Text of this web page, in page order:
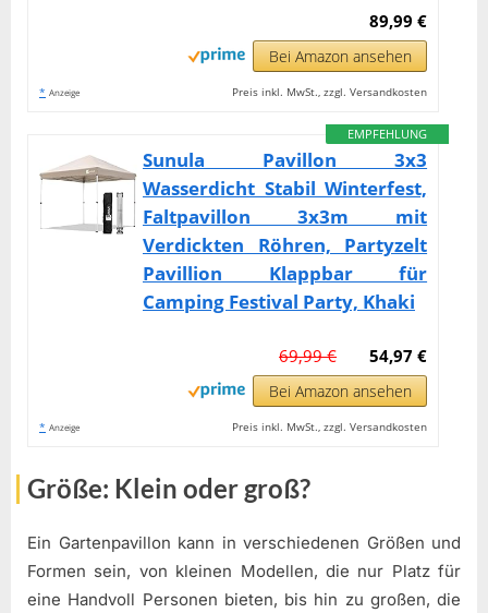
89,99 €
Bei Amazon ansehen
* Anzeige Preis inkl. MwSt., zzgl. Versandkosten
EMPFEHLUNG
Sunula Pavillon 3x3
Wasserdicht Stabil Winterfest,
Faltpavillon 3x3m mit
Verdickten Röhren, Partyzelt
Pavillion Klappbar für
Camping Festival Party, Khaki
54,97 €
69,99 €
Bei Amazon ansehen
* Anzeige Preis inkl. MwSt., zzgl. Versandkosten
Größe: Klein oder groß?
Ein Gartenpavillon kann in verschiedenen Größen und
Formen sein, von kleinen Modellen, die nur Platz für
eine Handvoll Personen bieten, bis hin zu großen, die